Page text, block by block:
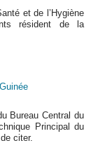
et de l’Hygiène
résident de la
Bureau Central du
Principal du
citer.